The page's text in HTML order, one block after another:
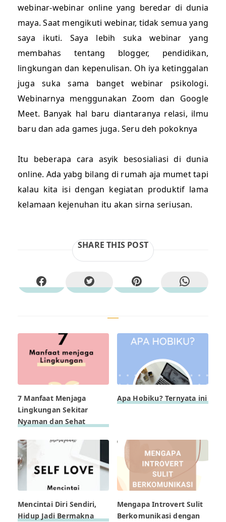
webinar-webinar online yang beredar di dunia
maya. Saat mengikuti webinar, tidak semua yang
saya ikuti. Saya lebih suka webinar yang
membahas tentang blogger, pendidikan,
lingkungan dan kepenulisan. Oh iya ketinggalan
juga suka sama banget webinar psikologi.
Webinarnya menggunakan Zoom dan Google
Meet. Banyak hal baru diantaranya relasi, ilmu
baru dan ada games juga. Seru deh pokoknya
Itu beberapa cara asyik besosialiasi di dunia
online. Ada yabg bilang di rumah aja mumet tapi
kalau kita isi dengan kegiatan produktif lama
kelamaan kejenuhan itu akan sirna seriusan.
SHARE THIS POST
7 Manfaat Menjaga
Lingkungan Sekitar
Nyaman dan Sehat
Apa Hobiku? Ternyata ini
Mencintai Diri Sendiri,
Hidup Jadi Bermakna
Mengapa Introvert Sulit
Berkomunikasi dengan